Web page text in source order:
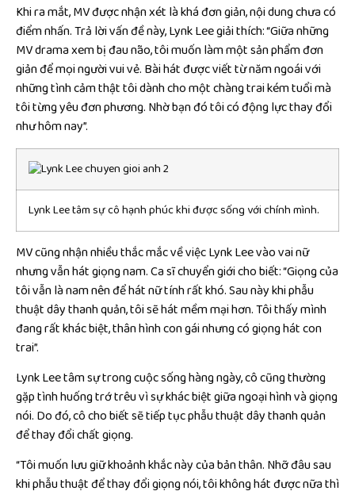
Khi ra mắt, MV được nhận xét là khá đơn giản, nội dung chưa có
điểm nhấn. Trả lời vấn đề này, Lynk Lee giải thích: “Giữa những
MV drama xem bị đau não, tôi muốn làm một sản phẩm đơn
giản để mọi người vui vẻ. Bài hát được viết từ năm ngoái với
những tình cảm thật tôi dành cho một chàng trai kém tuổi mà
tôi từng yêu đơn phương. Nhờ bạn đó tôi có động lực thay đổi
như hôm nay”.
Lynk Lee tâm sự cô hạnh phúc khi được sống với chính mình.
MV cũng nhận nhiều thắc mắc về việc Lynk Lee vào vai nữ
nhưng vẫn hát giọng nam. Ca sĩ chuyển giới cho biết: “Giọng của
tôi vẫn là nam nên để hát nữ tính rất khó. Sau này khi phẫu
thuật dây thanh quản, tôi sẽ hát mềm mại hơn. Tôi thấy mình
đang rất khác biệt, thân hình con gái nhưng có giọng hát con
trai”.
Lynk Lee tâm sự trong cuộc sống hàng ngày, cô cũng thường
gặp tình huống trớ trêu vì sự khác biệt giữa ngoại hình và giọng
nói. Do đó, cô cho biết sẽ tiếp tục phẫu thuật dây thanh quản
để thay đổi chất giọng.
“Tôi muốn lưu giữ khoảnh khắc này của bản thân. Nhỡ đâu sau
khi phẫu thuật để thay đổi giọng nói, tôi không hát được nữa thì